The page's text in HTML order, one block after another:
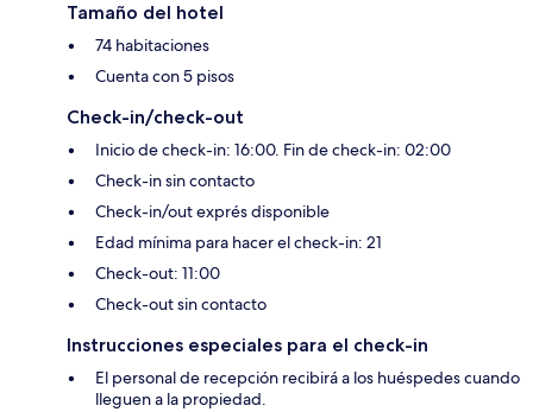
Tamaño del hotel
74 habitaciones
Cuenta con 5 pisos
Check-in/check-out
Inicio de check-in: 16:00. Fin de check-in: 02:00
Check-in sin contacto
Check-in/out exprés disponible
Edad mínima para hacer el check-in: 21
Check-out: 11:00
Check-out sin contacto
Instrucciones especiales para el check-in
El personal de recepción recibirá a los huéspedes cuando
lleguen a la propiedad.